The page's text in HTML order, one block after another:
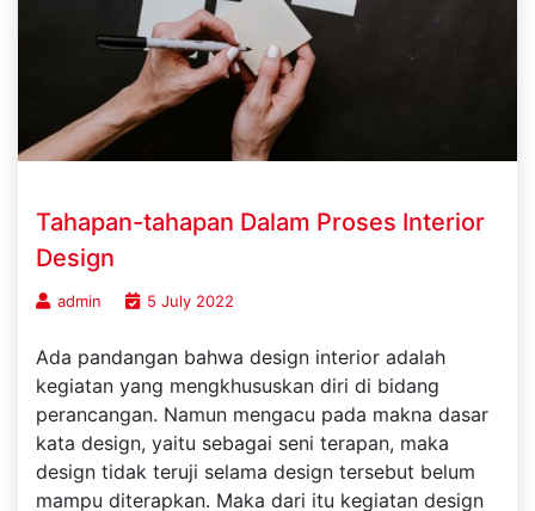
Tahapan-tahapan Dalam Proses Interior
Design
admin 5 July 2022
Ada pandangan bahwa design interior adalah
kegiatan yang mengkhususkan diri di bidang
perancangan. Namun mengacu pada makna dasar
kata design, yaitu sebagai seni terapan, maka
design tidak teruji selama design tersebut belum
mampu diterapkan. Maka dari itu kegiatan design